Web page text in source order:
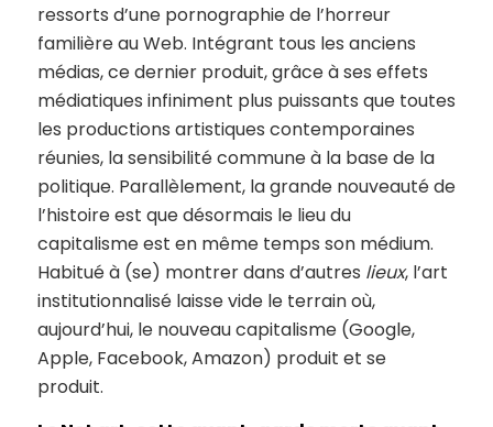
ressorts d’une pornographie de l’horreur
familière au Web. Intégrant tous les anciens
médias, ce dernier produit, grâce à ses effets
médiatiques infiniment plus puissants que toutes
les productions artistiques contemporaines
réunies, la sensibilité commune à la base de la
politique. Parallèlement, la grande nouveauté de
l’histoire est que désormais le lieu du
capitalisme est en même temps son médium.
Habitué à (se) montrer dans d’autres lieux, l’art
institutionnalisé laisse vide le terrain où,
aujourd’hui, le nouveau capitalisme (Google,
Apple, Facebook, Amazon) produit et se
produit.